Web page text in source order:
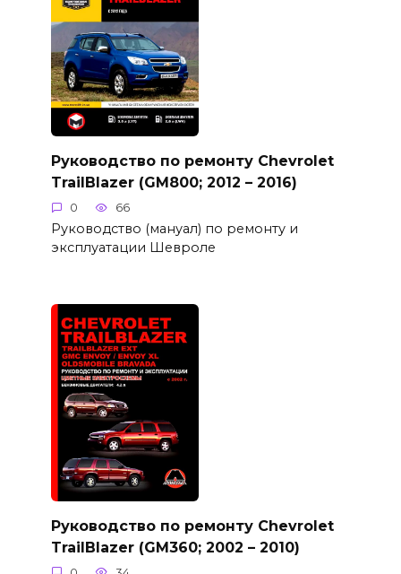
Руководство по ремонту Chevrolet
TrailBlazer (GM800; 2012 – 2016)
0 66
Руководство (мануал) по ремонту и
эксплуатации Шевроле
Руководство по ремонту Chevrolet
TrailBlazer (GM360; 2002 – 2010)